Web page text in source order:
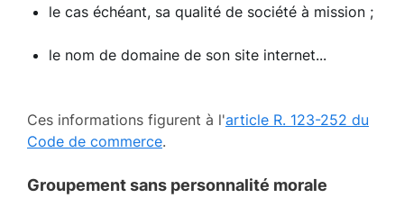
le cas échéant, sa qualité de société à mission ;
le nom de domaine de son site internet...
Ces informations figurent à l'article R. 123-252 du
Code de commerce.
Groupement sans personnalité morale